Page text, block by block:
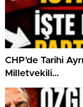
CHP’de Tarihi
Milletvekili…